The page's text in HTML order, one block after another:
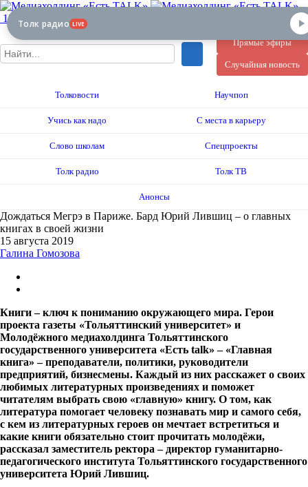
12+
Прямые эфиры
Случайная новость
Толковости Научпоп
Учись как надо С места в карьеру
Слово школам Спецпроекты
Толк радио Толк ТВ
Анонсы
Дождаться Мегрэ в Париже. Бард Юрий Лившиц – о главных
книгах в своей жизни
15 августа 2019
Галина Гомозова
Книги – ключ к пониманию окружающего мира. Герои
проекта газеты «Тольяттинский университет» и
Молодёжного медиахолдинга Тольяттинского
государственного университета «Есть talk» – «Главная
книга» – преподаватели, политики, руководители
предприятий, бизнесмены. Каждый из них расскажет о своих
любимых литературных произведениях и поможет
читателям выбрать свою «главную» книгу. О том, как
литература помогает человеку познавать мир и самого себя,
с кем из литературных героев он мечтает встретиться и
какие книги обязательно стоит прочитать молодёжи,
рассказал заместитель ректора – директор гуманитарно-
педагогического института Тольяттинского государственного
университета Юрий Лившиц.
Толк радио LIVE